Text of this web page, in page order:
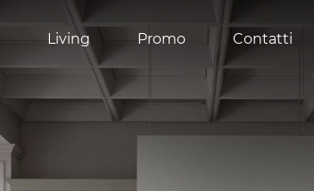
Living Promo Contatti